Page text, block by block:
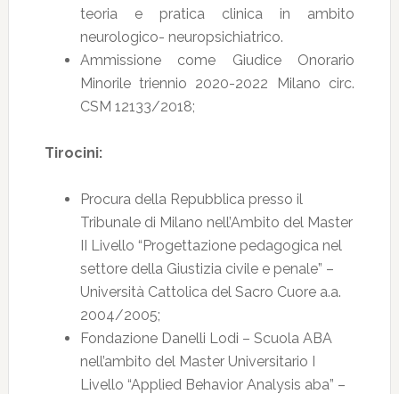
teoria e pratica clinica in ambito
neurologico- neuropsichiatrico.
Ammissione come Giudice Onorario
Minorile triennio 2020-2022 Milano circ.
CSM 12133/2018;
Tirocini:
Procura della Repubblica presso il
Tribunale di Milano nell’Ambito del Master
II Livello “Progettazione pedagogica nel
settore della Giustizia civile e penale” –
Università Cattolica del Sacro Cuore a.a.
2004/2005;
Fondazione Danelli Lodi – Scuola ABA
nell’ambito del Master Universitario I
Livello “Applied Behavior Analysis aba” –